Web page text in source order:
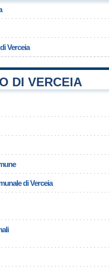
Verceia
DI VERCEIA
di Verceia